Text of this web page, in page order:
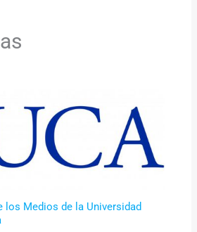
los Medios de la Universidad